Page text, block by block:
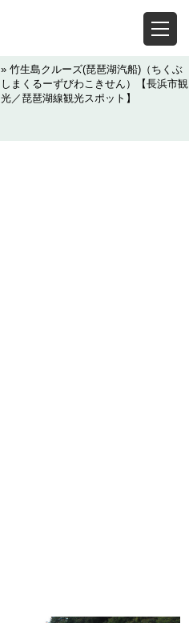
» 竹生島クルーズ(琵琶湖汽船)（ちくぶ
しまくるーずびわこきせん）【長浜市観
光／琵琶湖線観光スポット】